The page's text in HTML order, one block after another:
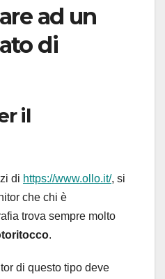
ad un
di
il
di https://www.ollo.it/, si
che chi è
trova sempre molto
.
di questo tipo deve